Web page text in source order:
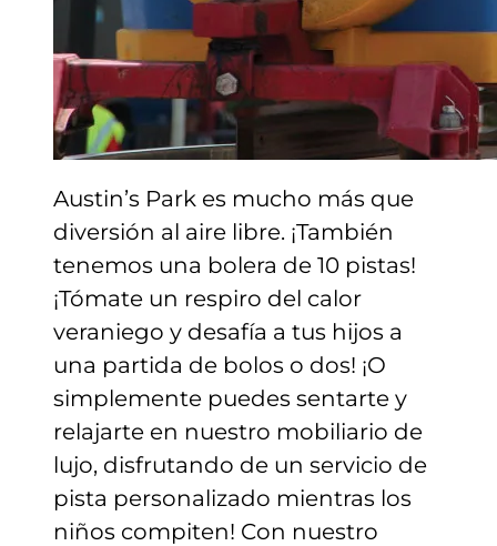
Austin’s Park es mucho más que
diversión al aire libre. ¡También
tenemos una bolera de 10 pistas!
¡Tómate un respiro del calor
veraniego y desafía a tus hijos a
una partida de bolos o dos! ¡O
simplemente puedes sentarte y
relajarte en nuestro mobiliario de
lujo, disfrutando de un servicio de
pista personalizado mientras los
niños compiten! Con nuestro